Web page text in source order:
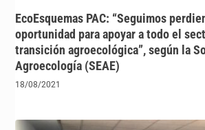
EcoEsquemas PAC: “Seguimos
oportunidad para apoyar a todo el
transición agroecológica”, según la
Agroecología (SEAE)
18/08/2021